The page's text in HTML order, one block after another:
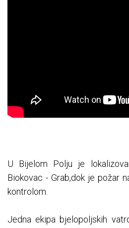
U Bijelom Polju je
Biokovac - Grab,dok je požar
kontrolom.
Jedna ekipa bjelopoljskih